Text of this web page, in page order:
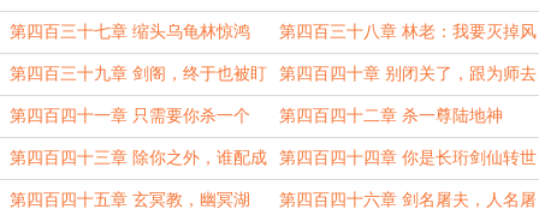
法
第四百三十七章 缩头乌龟林惊鸿 第四百三十八章 林老：我要灭掉风
云魔教
第四百三十九章 剑阁，终于也被盯
上了
第四百四十章 别闭关了，跟为师去
干大事
第四百四十一章 只需要你杀一个
人！
第四百四十二章 杀一尊陆地神
仙……转世
第四百四十三章 除你之外，谁配成
仙？
第四百四十四章 你是长珩剑仙转世
第四百四十五章 玄冥教，幽冥湖 第四百四十六章 剑名屠夫，人名屠